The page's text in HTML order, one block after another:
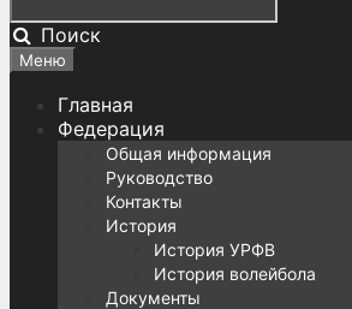
Поиск
Меню
Главная
Федерация
Общая информация
Руководство
Контакты
История
История УРФВ
История волейбола
Документы